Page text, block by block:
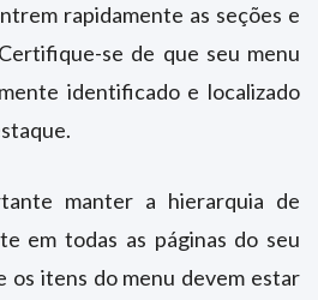
rapidamente as seções e
se de que seu menu
identificado e localizado
manter a hierarquia de
em todas as páginas do seu
os itens do menu devem estar